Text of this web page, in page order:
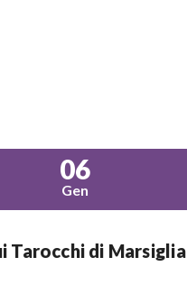
06
Gen
Tarocchi di Marsiglia